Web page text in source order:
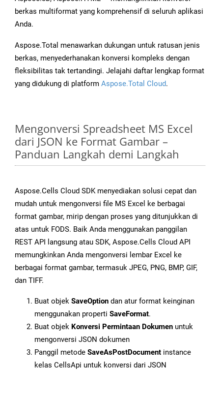
berkas multiformat yang komprehensif di seluruh aplikasi
Anda.
Aspose.Total menawarkan dukungan untuk ratusan jenis
berkas, menyederhanakan konversi kompleks dengan
fleksibilitas tak tertandingi. Jelajahi daftar lengkap format
yang didukung di platform Aspose.Total Cloud.
Mengonversi Spreadsheet MS Excel
dari JSON ke Format Gambar –
Panduan Langkah demi Langkah
Aspose.Cells Cloud SDK menyediakan solusi cepat dan
mudah untuk mengonversi file MS Excel ke berbagai
format gambar, mirip dengan proses yang ditunjukkan di
atas untuk FODS. Baik Anda menggunakan panggilan
REST API langsung atau SDK, Aspose.Cells Cloud API
memungkinkan Anda mengonversi lembar Excel ke
berbagai format gambar, termasuk JPEG, PNG, BMP, GIF,
dan TIFF.
Buat objek SaveOption dan atur format keinginan
menggunakan properti SaveFormat.
Buat objek Konversi Permintaan Dokumen untuk
mengonversi JSON dokumen
Panggil metode SaveAsPostDocument instance
kelas CellsApi untuk konversi dari JSON